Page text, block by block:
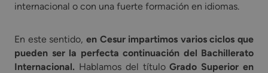
internacional o con una fuerte formación en idiomas.
En este sentido, en Cesur impartimos varios ciclos que
pueden ser la perfecta continuación del Bachillerato
Internacional. Hablamos del títuloGrado Superior en